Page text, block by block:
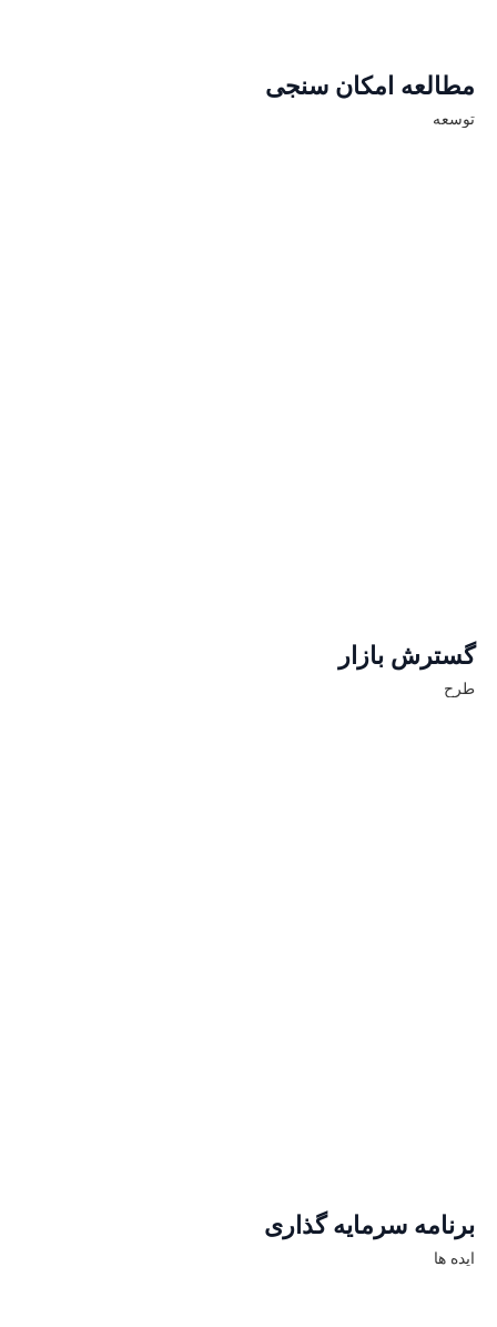
مطالعه امکان سنجی
توسعه
گسترش بازار
طرح
برنامه سرمایه گذاری
ایده ها